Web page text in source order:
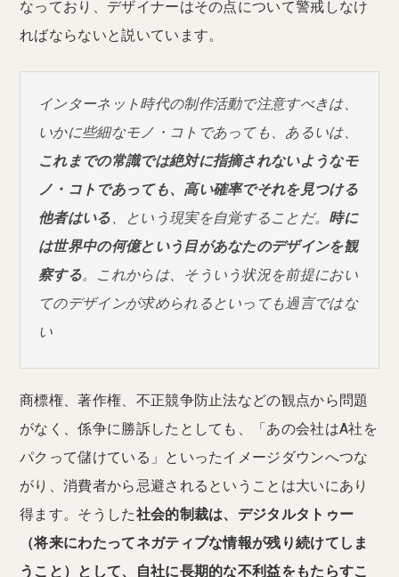
なっており、デザイナーはその点について警戒しなけ
ればならないと説いています。
インターネット時代の制作活動で注意すべきは、
いかに些細なモノ・コトであっても、あるいは、
これまでの常識では絶対に指摘されないようなモ
ノ・コトであっても、高い確率でそれを見つける
他者はいる、という現実を自覚することだ。 時に
は世界中の何億という目があなたのデザインを観
察する。これからは、そういう状況を前提におい
てのデザインが求められるといっても過言ではな
い
商標権、著作権、不正競争防止法などの観点から問題
がなく、係争に勝訴したとしても、「あの会社はA社を
パクって儲けている」といったイメージダウンへつな
がり、消費者から忌避されるということは大いにあり
得ます。そうした社会的制裁は、デジタルタトゥー
（将来にわたってネガティブな情報が残り続けてしま
うこと）として、自社に長期的な不利益をもたらすこ